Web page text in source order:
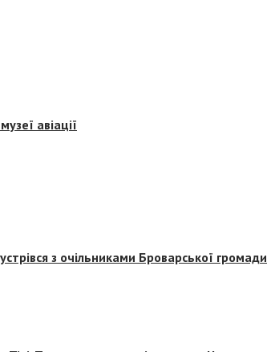
авіації
з очільниками Броварської громади